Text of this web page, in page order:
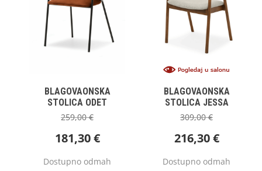
BLAGOVAONSKA
STOLICA ODET
259,00€
181,30€
Dostupno odmah
BLAGOVAONSKA
STOLICA JESSA
309,00€
216,30€
Dostupno odmah